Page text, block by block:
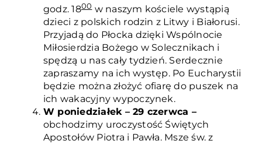
godz. 1800w naszym kościele wystąpią
dzieci z polskich rodzin z Litwy i Białorusi.
Przyjadą do Płocka dzięki Wspólnocie
Miłosierdzia Bożego w Solecznikach i
spędzą u nas cały tydzień. Serdecznie
zapraszamy na ich występ. Po Eucharystii
będzie można złożyć ofiarę do puszek na
ich wakacyjny wypoczynek.
W poniedziałek – 29 czerwca –
obchodzimy uroczystość Świętych
Apostołów Piotra i Pawła. Msze św. z